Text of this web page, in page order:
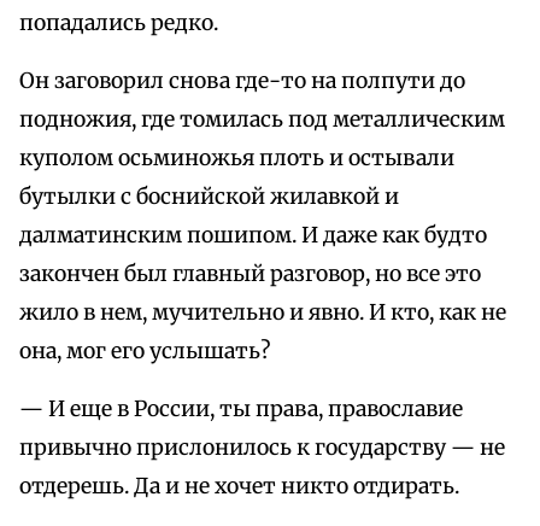
попадались редко.
Он заговорил снова где-то на полпути до
подножия, где томилась под металлическим
куполом осьминожья плоть и остывали
бутылки с боснийской жилавкой и
далматинским пошипом. И даже как будто
закончен был главный разговор, но все это
жило в нем, мучительно и явно. И кто, как не
она, мог его услышать?
— И еще в России, ты права, православие
привычно прислонилось к государству — не
отдерешь. Да и не хочет никто отдирать.